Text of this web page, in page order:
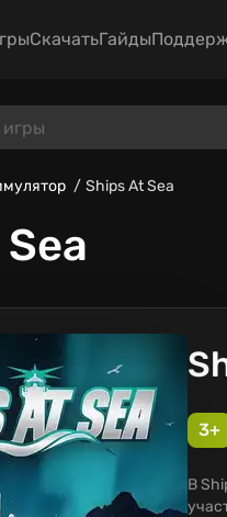
СкачатьГайды
Ships At Sea
3+
В